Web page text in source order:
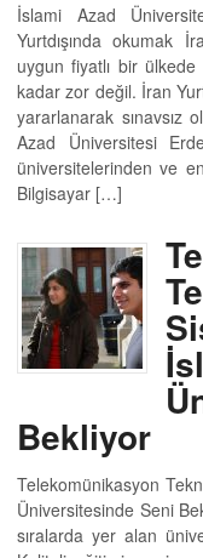
İslami Azad
Yurtdışında okumak
uygun fiyatlı bir ülkede
kadar zor değil. İran
yararlanarak sınavsız
Azad Üniversitesi
üniversitelerinden ve
Bilgisayar […]
Bekliyor
Telekomünikasyon
Üniversitesinde Seni
sıralarda yer alan